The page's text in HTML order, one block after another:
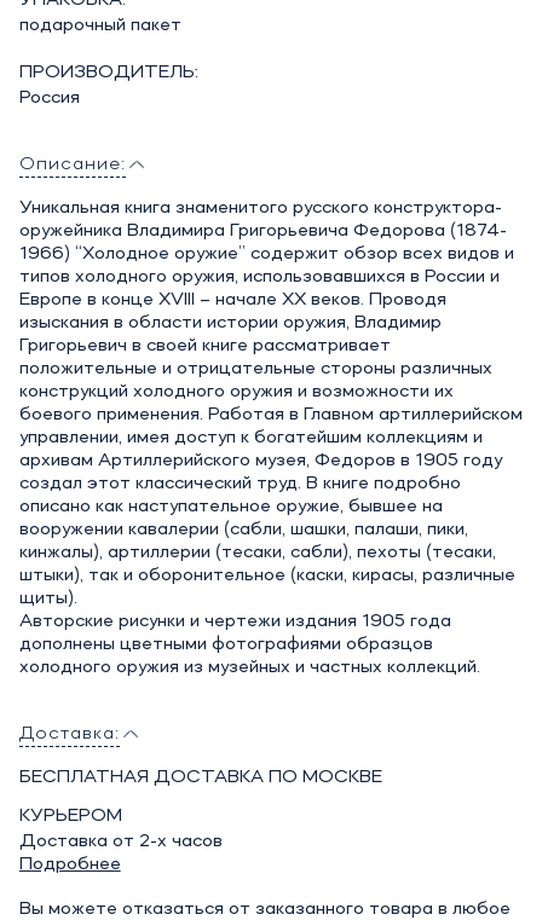
подарочный пакет
ПРОИЗВОДИТЕЛЬ:
Россия
Описание:
Уникальная книга знаменитого русского конструктора-
оружейника Владимира Григорьевича Федорова (1874-
1966) “Холодное оружие” содержит обзор всех видов и
типов холодного оружия, использовавшихся в России и
Европе в конце XVIII – начале ХХ веков. Проводя
изыскания в области истории оружия, Владимир
Григорьевич в своей книге рассматривает
положительные и отрицательные стороны различных
конструкций холодного оружия и возможности их
боевого применения. Работая в Главном артиллерийском
управлении, имея доступ к богатейшим коллекциям и
архивам Артиллерийского музея, Федоров в 1905 году
создал этот классический труд. В книге подробно
описано как наступательное оружие, бывшее на
вооружении кавалерии (сабли, шашки, палаши, пики,
кинжалы), артиллерии (тесаки, сабли), пехоты (тесаки,
штыки), так и оборонительное (каски, кирасы, различные
щиты).
Авторские рисунки и чертежи издания 1905 года
дополнены цветными фотографиями образцов
холодного оружия из музейных и частных коллекций.
Доставка:
БЕСПЛАТНАЯ ДОСТАВКА ПО МОСКВЕ
КУРЬЕРОМ
Доставка от 2-х часов
Подробнее
Вы можете отказаться от заказанного товара в любое